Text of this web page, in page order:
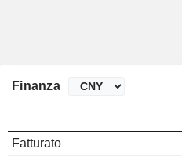
Finanza
Fatturato